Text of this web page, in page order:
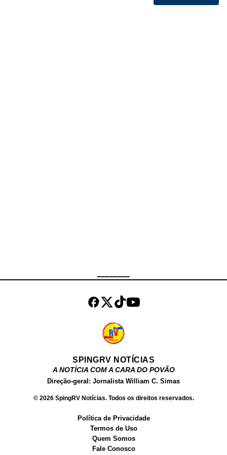
atualmente tem 15 anos. Em
setembro de 2020, Kylin Kalani
tinha mais de meio milhão de
seguidores ...
SPINGRV NOTÍCIAS
A NOTÍCIA COM A CARA DO POVÃO
Direção-geral: Jornalista William C. Simas
© 2026 SpingRV Notícias. Todos os direitos reservados.
Política de Privacidade
Termos de Uso
Quem Somos
Fale Conosco